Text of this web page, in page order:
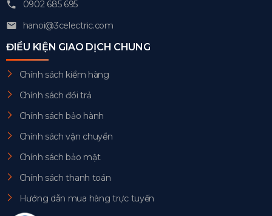
0902 685 695
hanoi@3celectric.com
ĐIỀU KIỆN GIAO DỊCH CHUNG
Chính sách kiểm hàng
Chính sách đổi trả
Chính sách bảo hành
Chính sách vận chuyển
Chính sách bảo mật
Chính sách thanh toán
Hướng dẫn mua hàng trực tuyến